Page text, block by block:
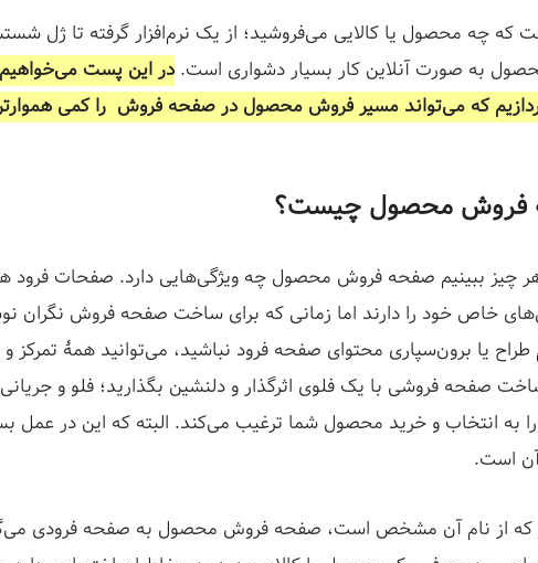
که چه محصول یا کالایی می‌فروشید؛ از یک نرم‌افزار گرفته تا ژل
به صورت آنلاین کار بسیار دشواری است.در این پست
که می‌تواند مسیر فروش محصول در صفحه فروش را کمی
فروش محصول چیست؟
چیز ببینیم صفحه فروش محصول چه ویژگی‌هایی دارد. صفحات فرود
خاص خود را دارند اما زمانی که برای ساخت صفحه فروش نگران
یا برون‌سپاری محتوای صفحه فرود نباشید، می‌توانید همۀ تمرکز و
صفحه فروشی با یک فلوی اثرگذار و دلنشین بگذارید؛ فلو و
به انتخاب و خرید محصول شما ترغیب می‌کند. البته که این در عمل
است.
که از نام آن مشخص است، صفحه فروش محصول به صفحه فرودی